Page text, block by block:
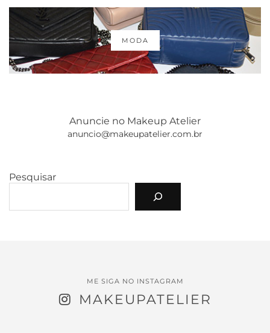
MODA
Anuncie no Makeup Atelier
anuncio@makeupatelier.com.br
Pesquisar
ME SIGA NO INSTAGRAM
MAKEUPATELIER